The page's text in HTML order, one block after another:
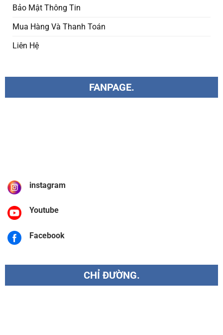
Bảo Mật Thông Tin
Mua Hàng Và Thanh Toán
Liên Hệ
FANPAGE.
instagram
Youtube
Facebook
CHỈ ĐƯỜNG.